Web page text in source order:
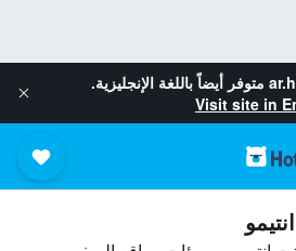
متوفر أيضاً باللغة الإنجليزية.
Visit site in